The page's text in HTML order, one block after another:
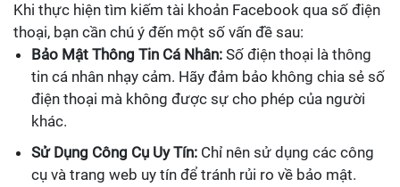
Khi thực hiện tìm kiếm tài khoản Facebook qua số điện
thoại, bạn cần chú ý đến một số vấn đề sau:
Bảo Mật Thông Tin Cá Nhân: Số điện thoại là thông
tin cá nhân nhạy cảm. Hãy đảm bảo không chia sẻ số
điện thoại mà không được sự cho phép của người
khác.
Sử Dụng Công Cụ Uy Tín: Chỉ nên sử dụng các công
cụ và trang web uy tín để tránh rủi ro về bảo mật.